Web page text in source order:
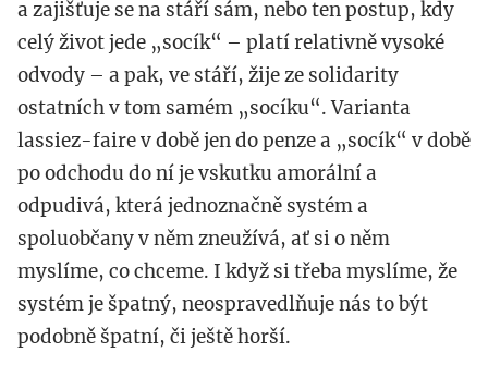
a zajišťuje se na stáří sám, nebo ten postup, kdy
celý život jede „socík“ – platí relativně vysoké
odvody – a pak, ve stáří, žije ze solidarity
ostatních v tom samém „socíku“. Varianta
lassiez-faire v době jen do penze a „socík“ v době
po odchodu do ní je vskutku amorální a
odpudivá, která jednoznačně systém a
spoluobčany v něm zneužívá, ať si o něm
myslíme, co chceme. I když si třeba myslíme, že
systém je špatný, neospravedlňuje nás to být
podobně špatní, či ještě horší.